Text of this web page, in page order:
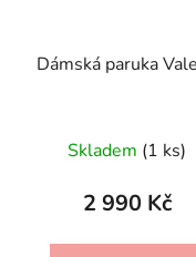
Dámská paruka
Skladem (1 ks)
2 990 Kč